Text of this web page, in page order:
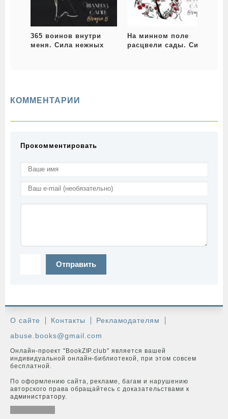
365 воинов внутри
меня. Сила нежных
На минном поле
расцвели сады. Сила
КОММЕНТАРИИ
Прокомментировать
Отправить
О сайте Контакты
Рекламодателям
abuse.books@gmail.com
Онлайн-проект "BookZIP.club" является вашей
индивидуальной онлайн-библиотекой, при этом совсем
бесплатной.
По оформлению сайта, рекламе, багам и нарушению
авторского права обращайтесь с доказательствами к
администратору.